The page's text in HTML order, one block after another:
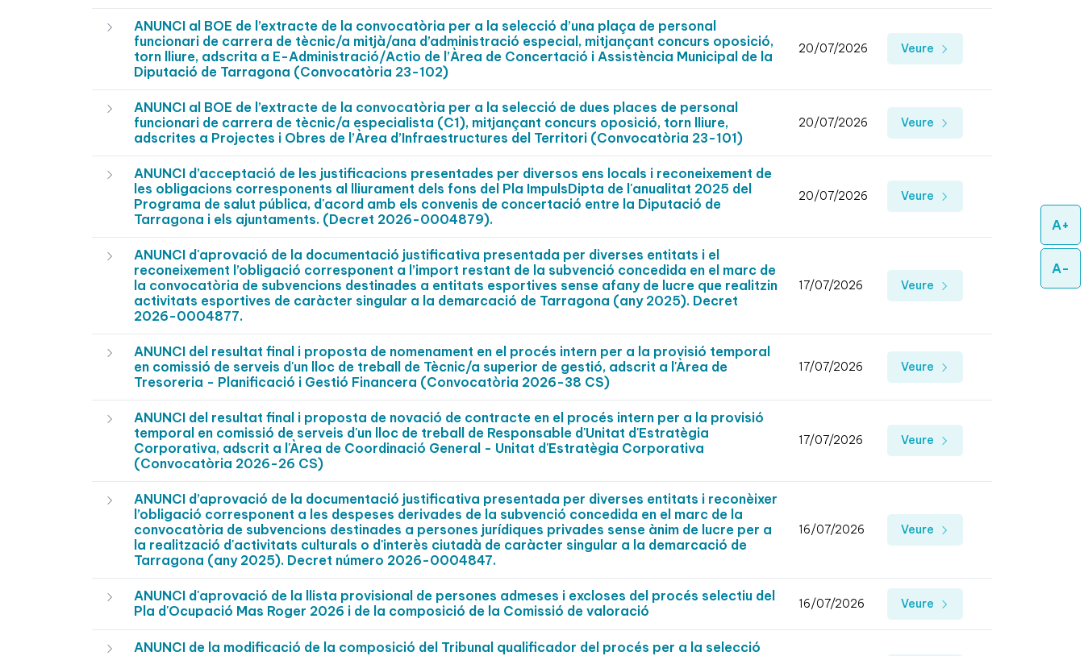
A+
A-
ANUNCI al BOE de l’extracte de la convocatòria per a la selecció d’una plaça de personal
funcionari de carrera de tècnic/a mitjà/ana d’administració especial, mitjançant concurs oposició,
torn lliure, adscrita a E-Administració/Actio de l’Àrea de Concertació i Assistència Municipal de la
Diputació de Tarragona (Convocatòria 23-102)
20/07/2026 Veure
ANUNCI al BOE de l’extracte de la convocatòria per a la selecció de dues places de personal
funcionari de carrera de tècnic/a especialista (C1), mitjançant concurs oposició, torn lliure,
adscrites a Projectes i Obres de l’Àrea d’Infraestructures del Territori (Convocatòria 23-101)
20/07/2026 Veure
ANUNCI d’acceptació de les justificacions presentades per diversos ens locals i reconeixement de
les obligacions corresponents al lliurament dels fons del Pla ImpulsDipta de l'anualitat 2025 del
Programa de salut pública, d'acord amb els convenis de concertació entre la Diputació de
Tarragona i els ajuntaments. (Decret 2026-0004879).
20/07/2026 Veure
ANUNCI d'aprovació de la documentació justificativa presentada per diverses entitats i el
reconeixement l’obligació corresponent a l’import restant de la subvenció concedida en el marc de
la convocatòria de subvencions destinades a entitats esportives sense afany de lucre que realitzin
activitats esportives de caràcter singular a la demarcació de Tarragona (any 2025). Decret
2026-0004877.
17/07/2026 Veure
ANUNCI del resultat final i proposta de nomenament en el procés intern per a la provisió temporal
en comissió de serveis d'un lloc de treball de Tècnic/a superior de gestió, adscrit a l'Àrea de
Tresoreria - Planificació i Gestió Financera (Convocatòria 2026-38 CS)
17/07/2026 Veure
ANUNCI del resultat final i proposta de novació de contracte en el procés intern per a la provisió
temporal en comissió de serveis d'un lloc de treball de Responsable d'Unitat d'Estratègia
Corporativa, adscrit a l'Àrea de Coordinació General - Unitat d'Estratègia Corporativa
(Convocatòria 2026-26 CS)
17/07/2026 Veure
ANUNCI d’aprovació de la documentació justificativa presentada per diverses entitats i reconèixer
l’obligació corresponent a les despeses derivades de la subvenció concedida en el marc de la
convocatòria de subvencions destinades a persones jurídiques privades sense ànim de lucre per a
la realització d'activitats culturals o d'interès ciutadà de caràcter singular a la demarcació de
Tarragona (any 2025). Decret número 2026-0004847.
16/07/2026 Veure
ANUNCI d'aprovació de la llista provisional de persones admeses i excloses del procés selectiu del
Pla d'Ocupació Mas Roger 2026 i de la composició de la Comissió de valoració
16/07/2026 Veure
ANUNCI de la modificació de la composició del Tribunal qualificador del procés per a la selecció